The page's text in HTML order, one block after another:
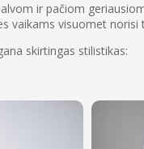
ir pačiom
vaikams visuomet norisi
skirtingas stilistikas: